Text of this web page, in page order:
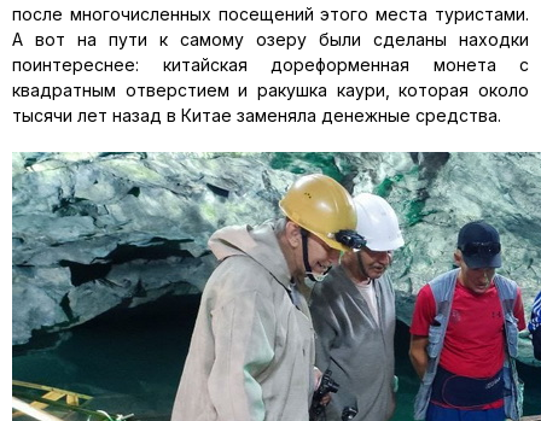
после многочисленных посещений этого места туристами.
А вот на пути к самому озеру были сделаны находки
поинтереснее: китайская дореформенная монета с
квадратным отверстием и ракушка каури, которая около
тысячи лет назад в Китае заменяла денежные средства.